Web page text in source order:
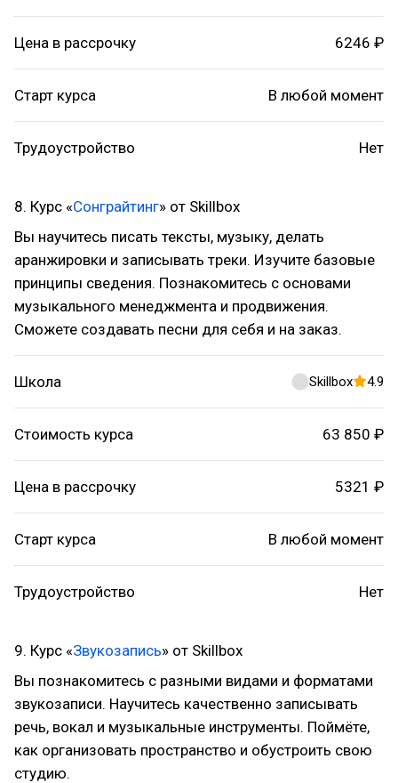
Цена в рассрочку 6246 ₽
Старт курса В любой момент
Трудоустройство Нет
8. Курс «Сонграйтинг» от Skillbox
Вы научитесь писать тексты, музыку, делать
аранжировки и записывать треки. Изучите базовые
принципы сведения. Познакомитесь с основами
музыкального менеджмента и продвижения.
Сможете создавать песни для себя и на заказ.
Школа Skillbox 4.9
Стоимость курса 63 850 ₽
Цена в рассрочку 5321 ₽
Старт курса В любой момент
Трудоустройство Нет
9. Курс «Звукозапись» от Skillbox
Вы познакомитесь с разными видами и форматами
звукозаписи. Научитесь качественно записывать
речь, вокал и музыкальные инструменты. Поймёте,
как организовать пространство и обустроить свою
студию.